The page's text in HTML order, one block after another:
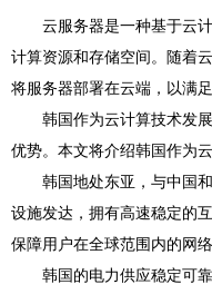
云服务器是一种基于云
计算资源和存储空间。随着
将服务器部署在云端，以满
韩国作为云计算技术发
优势。本文将介绍韩国作为
韩国地处东亚，与中国
设施发达，拥有高速稳定的
保障用户在全球范围内的网络
韩国的电力供应稳定可